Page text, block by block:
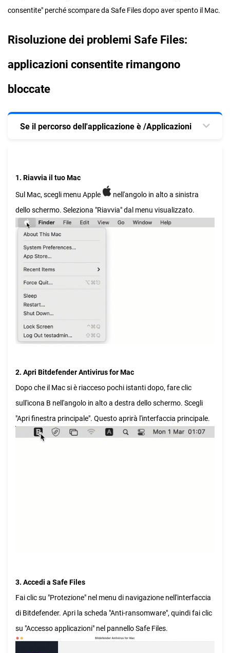
consentite" perché scompare da Safe Files dopo aver spento il Mac.
Risoluzione dei problemi Safe Files:
applicazioni consentite rimangono
bloccate
Se il percorso dell'applicazione è /Applicazioni
1. Riavvia il tuo Mac
Sul Mac, scegli menu Apple
nell'angolo in alto a sinistra
dello schermo. Seleziona "Riavvia" dal menu visualizzato.
2. Apri Bitdefender Antivirus for Mac
Dopo che il Mac si è riacceso pochi istanti dopo, fare clic
sull'icona B nell'angolo in alto a destra dello schermo. Scegli
"Apri finestra principale". Questo aprirà l'interfaccia principale.
3. Accedi a Safe Files
Fai clic su "Protezione" nel menu di navigazione nell'interfaccia
di Bitdefender. Apri la scheda "Anti-ransomware", quindi fai clic
su "Accesso applicazioni" nel pannello Safe Files.